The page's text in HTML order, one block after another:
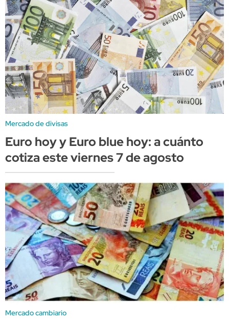
Mercado de divisas
Euro hoy y Euro blue hoy: a cuánto
cotiza este viernes 7 de agosto
Mercado cambiario